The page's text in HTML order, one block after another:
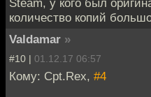
количество копий
Valdamar »
#10 | 01.12.17 06:57
Кому: Cpt.Rex, #4